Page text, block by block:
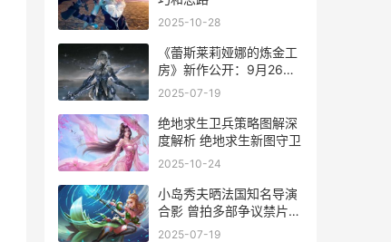
2025-10-28
《蕾斯莱莉娅娜的炼金工
房》新作公开：9月26日
发行 蕾菈 laira
2025-07-19
绝地求生卫兵策略图解深
度解析 绝地求生新图守卫
2025-10-24
小岛秀夫晒法国知名导演
合影 曾拍多部争议禁片
小岛秀夫获奖
2025-07-19